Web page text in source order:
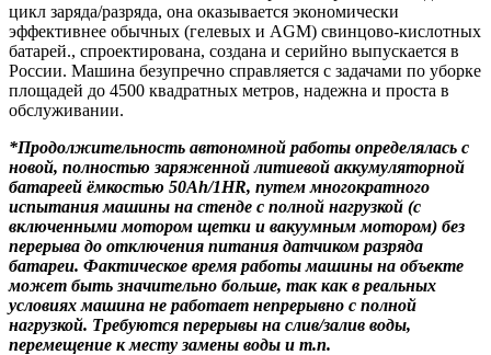
цикл заряда/разряда, она оказывается экономически
эффективнее обычных (гелевых и AGM) свинцово-кислотных
батарей., спроектирована, создана и серийно выпускается в
России. Машина безупречно справляется с задачами по уборке
площадей до 4500 квадратных метров, надежна и проста в
обслуживании.
*Продолжительность автономной работы определялась с
новой, полностью заряженной литиевой аккумуляторной
батареей ёмкостью 50Ah/1HR, путем многократного
испытания машины на стенде с полной нагрузкой (с
включенными мотором щетки и вакуумным мотором) без
перерыва до отключения питания датчиком разряда
батареи. Фактическое время работы машины на объекте
может быть значительно больше, так как в реальных
условиях машина не работает непрерывно с полной
нагрузкой. Требуются перерывы на слив/залив воды,
перемещение к месту замены воды и т.п.